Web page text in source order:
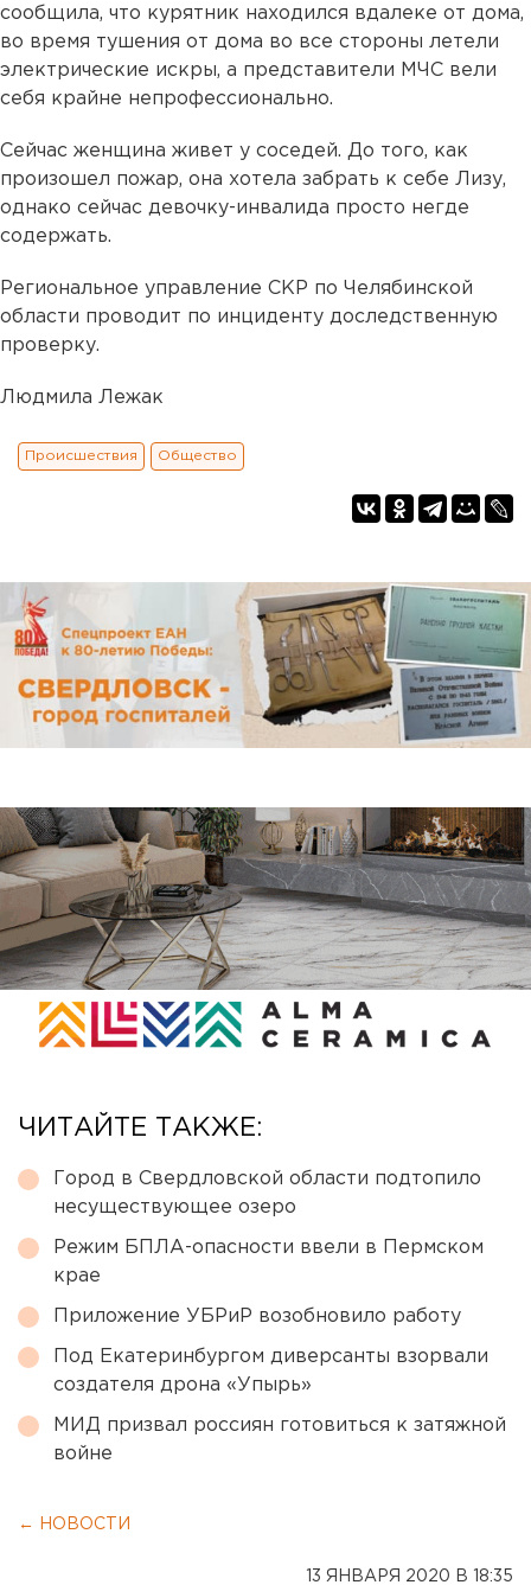
сообщила, что курятник находился вдалеке от дома,
во время тушения от дома во все стороны летели
электрические искры, а представители МЧС вели
себя крайне непрофессионально.
Сейчас женщина живет у соседей. До того, как
произошел пожар, она хотела забрать к себе Лизу,
однако сейчас девочку-инвалида просто негде
содержать.
Региональное управление СКР по Челябинской
области проводит по инциденту доследственную
проверку.
Людмила Лежак
Происшествия Общество
ЧИТАЙТЕ ТАКЖЕ:
Город в Свердловской области подтопило
несуществующее озеро
Режим БПЛА-опасности ввели в Пермском
крае
Приложение УБРиР возобновило работу
Под Екатеринбургом диверсанты взорвали
создателя дрона «Упырь»
МИД призвал россиян готовиться к затяжной
войне
← НОВОСТИ
13 ЯНВАРЯ 2020 В 18:35